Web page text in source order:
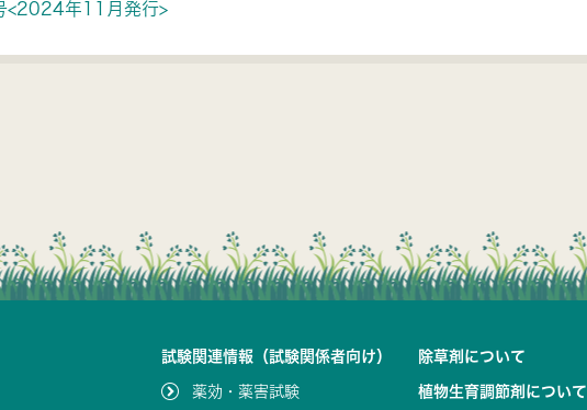
<2024年11月発行>
試験関連情報（試験関係者向け）
薬効・薬害試験
除草剤について
植物生育調節剤について